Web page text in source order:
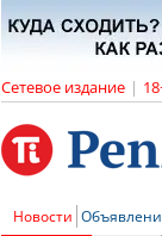
Сетевое издание |
Новости